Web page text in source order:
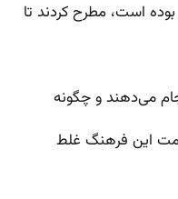
است، مطرح کردند تا
می‌دهند و چگونه
سمت این فرهنگ غلط